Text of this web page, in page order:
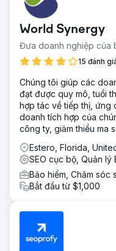
World Synergy
Đưa doanh nghiệp của
15 đánh
Chúng tôi giúp các
đạt được quy mô, tuổi
hợp tác về tiếp thị, ứng
doanh tích hợp của
công ty, giảm thiểu ma
Estero, Florida,
SEO cục bộ, Quản lý
Bảo hiểm, Chăm sóc
Bắt đầu từ $1,000